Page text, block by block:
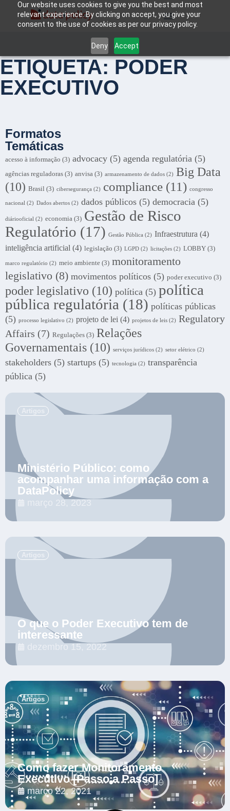
Our website uses cookies to give you the best and most
relevant experience. By clicking on accept, you give your
consent to the use of cookies as per our privacy policy.
Deny Accept
ETIQUETA: PODER
EXECUTIVO
Formatos
Temáticas
acesso à informação (3) advocacy (5) agenda regulatória (5)
agências reguladoras (3) anvisa (3) armazenamento de dados (2) Big Data
(10) Brasil (3) cibersegurança (2) compliance (11) congresso
nacional (2) Dados abertos (2) dados públicos (5) democracia (5)
diáriooficial (2) economia (3) Gestão de Risco
Regulatório (17) Gestão Pública (2) Infraestrutura (4)
inteligência artificial (4) legislação (3) LGPD (2) licitações (2) LOBBY (3)
marco regulatório (2) meio ambiente (3) monitoramento
legislativo (8) movimentos políticos (5) poder executivo (3)
poder legislativo (10) política (5) política
pública regulatória (18) políticas públicas
(5) processo legislativo (2) projeto de lei (4) projetos de leis (2) Regulatory
Affairs (7) Regulações (3) Relações
Governamentais (10) serviços jurídicos (2) setor elétrico (2)
stakeholders (5) startups (5) tecnologia (2) transparência
pública (5)
Artigos
Ministério Público: como
acompanhar uma informação com a
DataPolicy
março 28, 2023
Artigos
O que o Poder Executivo tem de
interessante
dezembro 15, 2022
.
Artigos
Como fazer Monitoramento
Executivo [Passo a Passo]
março 22, 2021